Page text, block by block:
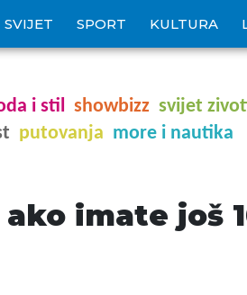
SVIJET SPORT KULTURA
i stil showbizz svijet
putovanja more i nautika
imate još